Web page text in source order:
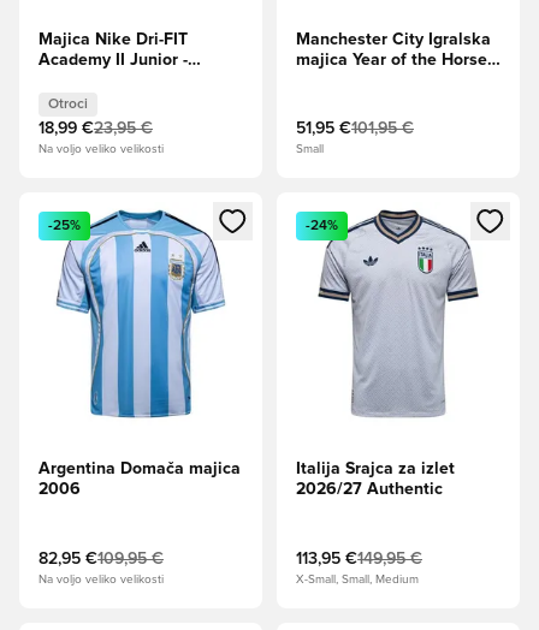
Majica Nike Dri-FIT
Academy II Junior -
Otroci
18,99 €23,95 €
Na voljo veliko velikosti
Manchester City Igralska
majica Year of the Horse
51,95 €101,95 €
Small
Odpre Modal za prijavo ali vpis kot član
-25%
Argentina Domača majica
2006
82,95 €109,95 €
Na voljo veliko velikosti
Odpre Modal za prijavo ali
-24%
Italija Srajca za izlet
2026/27 Authentic
113,95 €149,95 €
X-Small, Small, Medium